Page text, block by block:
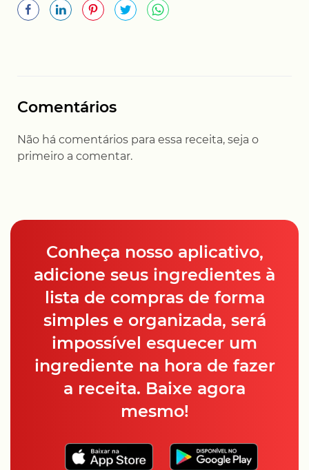
Comentários
Não há comentários para essa receita, seja o
primeiro a comentar.
Conheça nosso aplicativo,
adicione seus ingredientes à
lista de compras de forma
simples e organizada, será
impossível esquecer um
ingrediente na hora de fazer
a receita. Baixe agora
mesmo!